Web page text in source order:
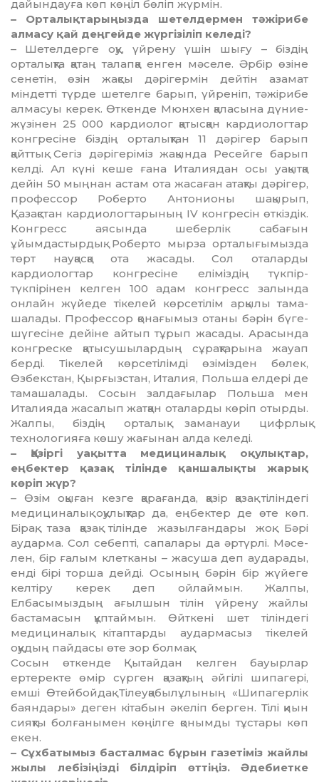
дайындауға көп көңіл бөліп жүрмін.
– Орталықтарыңызда шетелдермен тәжірибе
алмасу қай деңгейде жүргізіліп келеді?
– Шетелдерге оқу, үйрену үшін шығу – біздің
орталықта қатаң талапқа енген мәселе. Әрбір өзіне
сенетін, өзін жақсы дәрігермін дейтін азамат
міндетті түрде шетелге барып, үйреніп, тәжірибе
алмасуы керек. Өткенде Мюнхен қаласына дүние­
жү­зінен 25 000 кардиолог қатысқан кар­дио­логтар
конгресіне біз­дің орталықтан 11 дәрігер барып
қайттық. Сегіз дәрігеріміз жақында Ресейге барып
келді. Ал күні кеше ғана Италиядан осы уақытқа
дейін 50 мыңнан астам ота жасаған атақты дәрігер,
профессор Роберто Антонионы шақырып,
Қазақстан кардиологтарының ІV конгресін өткіздік.
Конгресс аясында шеберлік сабағын
ұйымдастырдық. Робер­то мырза орталығымызда
төрт науқасқа ота жасады. Сол оталарды
кардиологтар кон­гресіне еліміздің түкпір-
түкпірінен келген 100 адам конгресс залында
онлайн жүйеде тікелей көрсетілім арқылы тама­
шалады. Профессор қонағымыз отаны бәрін бүге-
шүгесіне дейіне айтып тұрып жасады. Арасында
конгреске қатысу­шылар­дың сұрақтарына жауап
берді. Тікелей көрсетілімді өзімізден бөлек,
Өзбекстан, Қырғызстан, Италия, Польша елдері де
тамашалады. Сосын залдағылар Польша мен
Италияда жасалып жатқан оталарды көріп отырды.
Жалпы, біздің орталық заманауи цифрлық
технологияға көшу жағынан алда келеді.
– Қазіргі уақытта медициналық оқулық­тар,
еңбектер қазақ тілінде қаншалықты жарық
көріп жүр?
– Өзім оқыған кезге қарағанда, қазір қазақ тіліндегі
медициналық оқулықтар да, еңбектер де өте көп.
Бірақ, таза қазақ тілінде жазылғандары жоқ. Бәрі
аударма. Сол себепті, сапалары да әртүрлі. Мәсе­
лен, бір ғалым клетканы – жасуша деп ауда­рады,
енді бірі торша дейді. Осының бәрін бір жүйеге
келтіру керек деп ойлай­мын. Жалпы,
Елбасымыздың ағылшын тілін үйрену жайлы
бастамасын құптай­мын. Өйткені шет тіліндегі
медициналық кітаптарды аудармасыз тікелей
оқудың пайдасы өте зор болмақ.
Сосын өткенде Қытайдан келген бауыр­лар
ертеректе өмір сүрген қазақтың әй­гілі шипагері,
емші Өтейбойдақ Тілеу­қа­былұлының «Шипагерлік
баяндары» де­ген кітабын әкеліп берген. Тілі қиын
сияқты болғанымен көңілге қонымды тұстары көп
екен.
– Сұхбатымыз басталмас бұрын газеті­міз жайлы
жылы лебізіңізді білдіріп өттіңіз. Әдебиетке